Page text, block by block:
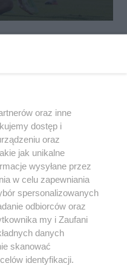
Praca Łódź
oraz inne
dostęp i
oraz
jak unikalne
wysyłane przez
w celu zapewniania
spersonalizowanych
odbiorców oraz
my i Zaufani
danych
skanować
identyfikacji.